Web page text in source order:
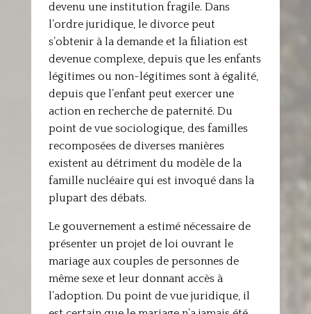
devenu une institution fragile. Dans
l’ordre juridique, le divorce peut
s’obtenir à la demande et la filiation est
devenue complexe, depuis que les enfants
légitimes ou non-légitimes sont à égalité,
depuis que l’enfant peut exercer une
action en recherche de paternité. Du
point de vue sociologique, des familles
recomposées de diverses manières
existent au détriment du modèle de la
famille nucléaire qui est invoqué dans la
plupart des débats.
Le gouvernement a estimé nécessaire de
présenter un projet de loi ouvrant le
mariage aux couples de personnes de
même sexe et leur donnant accès à
l’adoption. Du point de vue juridique, il